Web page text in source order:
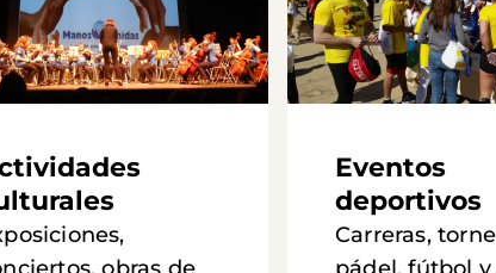
Eventos
deportivos
Carreras,